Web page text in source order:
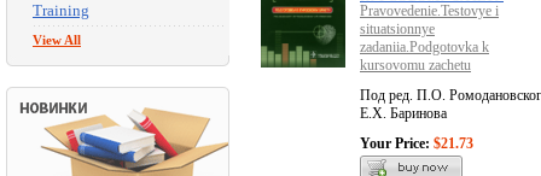
Training
View All
Pravovedenie.Testovye i
situatsionnye
zadaniia.Podgotovka k
kursovomu zachetu
Под ред. П.О.
Е.Х. Баринова
Your Price: $21.73